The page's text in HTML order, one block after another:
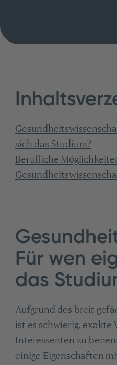
sich das Studium?
Berufliche
Für wen
das
Aufgrund des breit
ist es schwierig, exakte
Interessenten zu
einige Eigenschaften